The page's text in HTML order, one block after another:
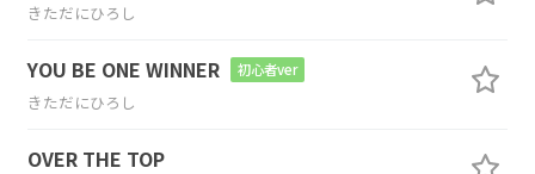
きただにひろし
YOU BE ONE WINNER 初心者ver
きただにひろし
OVER THE TOP